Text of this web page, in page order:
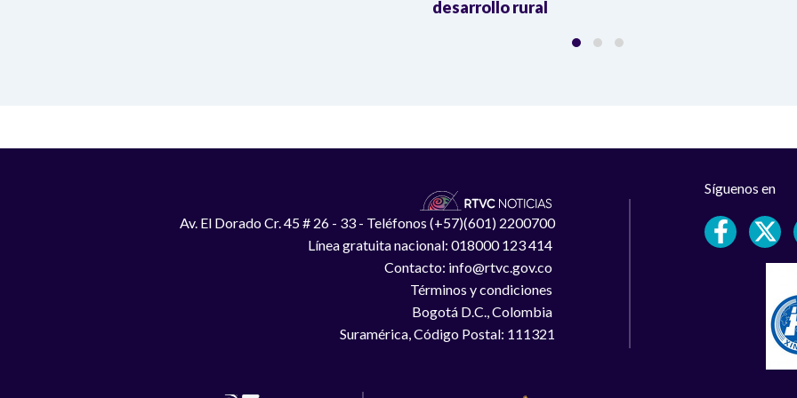
desarrollo rural
Av. El Dorado Cr. 45 # 26 - 33 - Teléfonos (+57)(601) 2200700
Línea gratuita nacional: 018000 123 414
Contacto: info@rtvc.gov.co
Términos y condiciones
Bogotá D.C., Colombia
Suramérica, Código Postal: 111321
Síguenos en